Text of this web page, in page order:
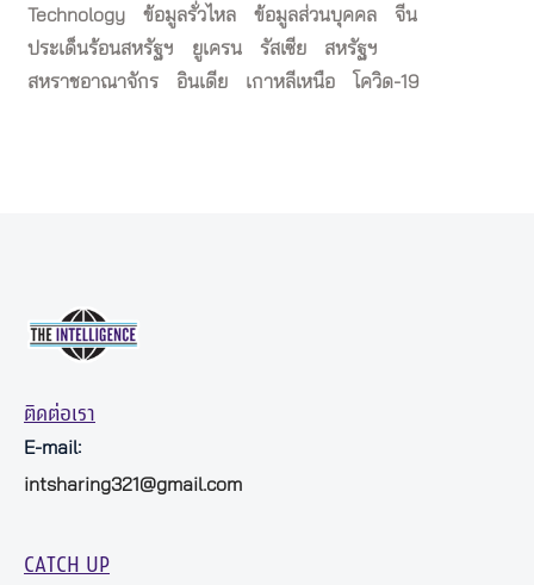
Technology
ข้อมูลรั่วไหล ข้อมูลส่วนบุคคล
จีน
ประเด็นร้อนสหรัฐฯ
ยูเครน รัสเซีย
สหรัฐฯ
สหราชอาณาจักร
อินเดีย เกาหลีเหนือ โควิด-19
ติดต่อเรา
E-mail:
intsharing321@gmail.com
CATCH UP